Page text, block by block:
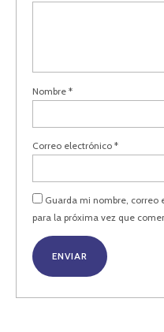
Nombre*
Correo electrónico*
Guarda mi nombre, correo
para la próxima vez que